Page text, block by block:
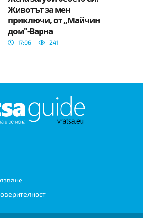
Животът за мен
приключи, от „Майчин
дом"-Варна
отхвърлиха част от
твърденията
17:06 241